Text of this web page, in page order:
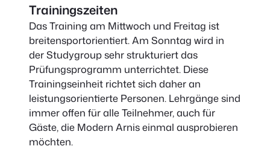
Trainingszeiten
Das Training am Mittwoch und Freitag ist
breitensportorientiert. Am Sonntag wird in
der Studygroup sehr strukturiert das
Prüfungsprogramm unterrichtet. Diese
Trainingseinheit richtet sich daher an
leistungs­orientierte Personen. Lehrgänge sind
immer offen für alle Teilnehmer, auch für
Gäste, die Modern Arnis einmal ausprobieren
möchten.